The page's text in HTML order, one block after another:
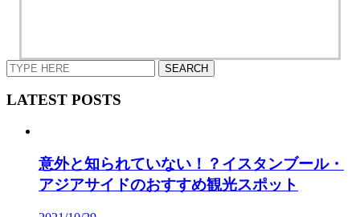
LATEST POSTS
意外と知られていない！？イスタンブール・
アジアサイドのおすすめ観光スポット